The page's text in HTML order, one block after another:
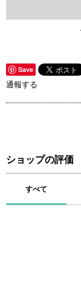
Save
通報する
ショップの評価
すべて